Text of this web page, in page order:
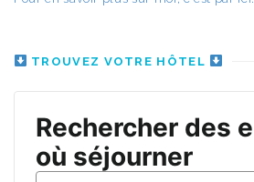
TROUVEZ VOTRE HÔTEL